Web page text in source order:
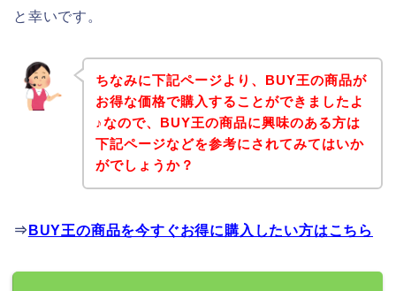
と幸いです。
ちなみに下記ページより、BUY王の商品が
お得な価格で購入することができましたよ
♪なので、BUY王の商品に興味のある方は
下記ページなどを参考にされてみてはいか
がでしょうか？
⇒ BUY王の商品を今すぐお得に購入したい方はこちら